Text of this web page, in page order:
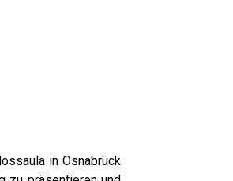
in Osnabrück